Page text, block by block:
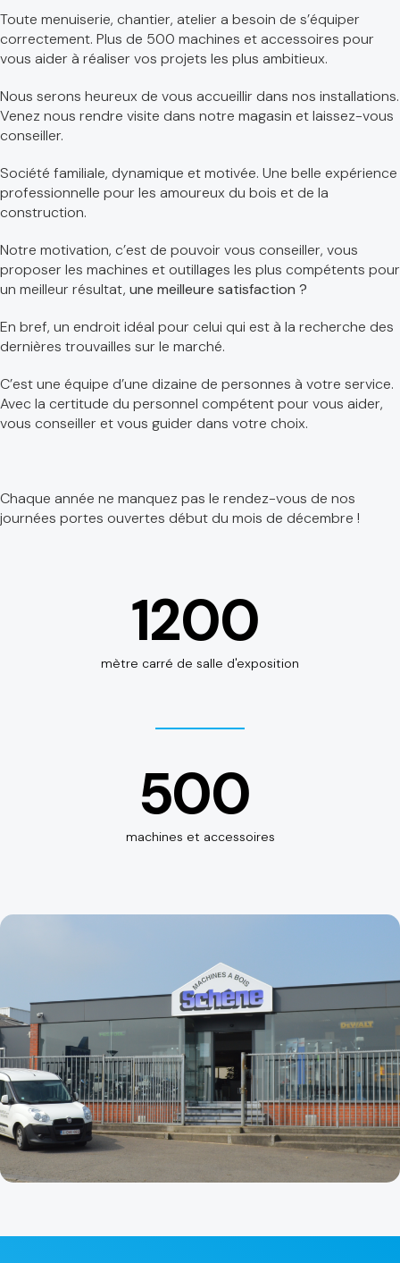
Toute menuiserie, chantier, atelier a besoin de s’équiper
correctement. Plus de 500 machines et accessoires pour
vous aider à réaliser vos projets les plus ambitieux.
Nous serons heureux de vous accueillir dans nos installations.
Venez nous rendre visite dans notre magasin et laissez-vous
conseiller.
Société familiale, dynamique et motivée. Une belle expérience
professionnelle pour les amoureux du bois et de la
construction.
Notre motivation, c’est de pouvoir vous conseiller, vous
proposer les machines et outillages les plus compétents pour
un meilleur résultat, une meilleure satisfaction ?
En bref, un endroit idéal pour celui qui est à la recherche des
dernières trouvailles sur le marché.
C’est une équipe d’une dizaine de personnes à votre service.
Avec la certitude du personnel compétent pour vous aider,
vous conseiller et vous guider dans votre choix.
Chaque année ne manquez pas le rendez-vous de nos
journées portes ouvertes début du mois de décembre !
1200
mètre carré de salle d'exposition
500
machines et accessoires